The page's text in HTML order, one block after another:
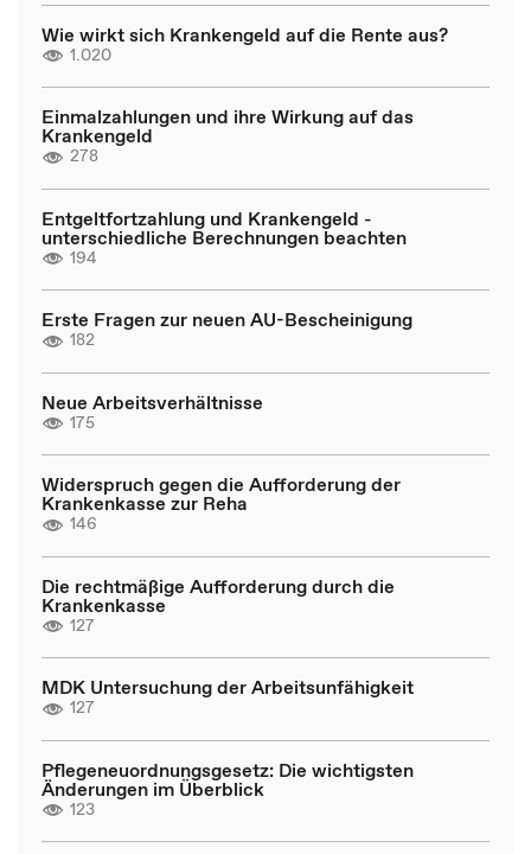
Wie wirkt sich Krankengeld auf die Rente aus?
1.020
Einmalzahlungen und ihre Wirkung auf das
Krankengeld
278
Entgeltfortzahlung und Krankengeld -
unterschiedliche Berechnungen beachten
194
Erste Fragen zur neuen AU-Bescheinigung
182
Neue Arbeitsverhältnisse
175
Widerspruch gegen die Aufforderung der
Krankenkasse zur Reha
146
Die rechtmäßige Aufforderung durch die
Krankenkasse
127
MDK Untersuchung der Arbeitsunfähigkeit
127
Pflegeneuordnungsgesetz: Die wichtigsten
Änderungen im Überblick
123